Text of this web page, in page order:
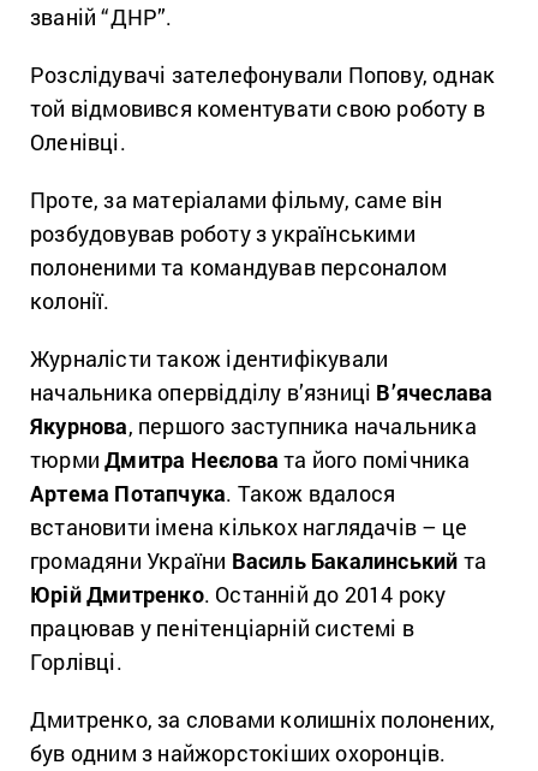
званій “ДНР”.
Розслідувачі зателефонували Попову, однак
той відмовився коментувати свою роботу в
Оленівці.
Проте, за матеріалами фільму, саме він
розбудовував роботу з українськими
полоненими та командував персоналом
колонії.
Журналісти також ідентифікували
начальника опервідділу в’язниці В’ячеслава
Якурнова, першого заступника начальника
тюрмиДмитра Неєлова та його помічника
Артема Потапчука. Також вдалося
встановити імена кількох наглядачів – це
громадяни України Василь Бакалинський та
Юрій Дмитренко. Останній до 2014 року
працював у пенітенціарній системі в
Горлівці.
Дмитренко, за словами колишніх полонених,
був одним з найжорстокіших охоронців.